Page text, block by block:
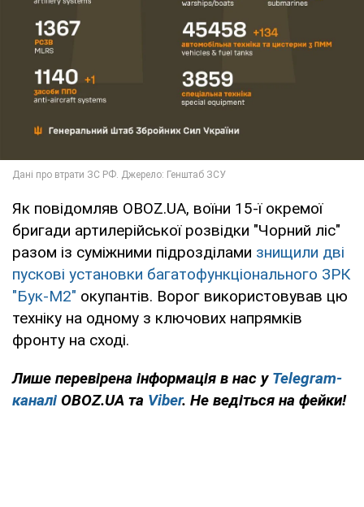
Як повідомляв OBOZ.UA, воїни 15-ї окремої
бригади артилерійської розвідки "Чорний ліс"
разом із суміжними підрозділами знищили дві
пускові установки багатофункціонального ЗРК
"Бук-М2" окупантів. Ворог використовував цю
техніку на одному з ключових напрямків
фронту на сході.
Лише перевірена інформація в нас у Telegram-
каналі OBOZ.UA та Viber. Не ведіться на фейки!